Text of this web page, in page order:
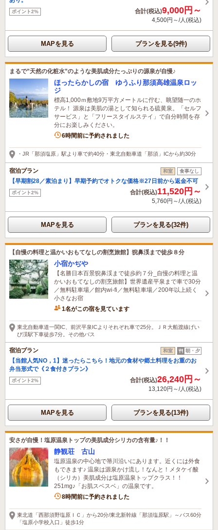
ポイント2% 合計(税込)9,000円～
4,500円～/人(税込)
MAPを見る プランを見る(9件)
まるで”天然の化粧水”のような美肌成分たっぷりの源泉が自慢♪
ほったらかしの宿 ゆうふり那須高雄温泉ロッ
ジ
標高1,000ｍ敷地9万平方メートルに佇む、眺望随一のホ
テル！ 源泉は美肌の湯として知られる硫黄泉。「セルフ
サービス」と「フリースタイルステイ」で自分時間を存
分にお楽しみください。
3名がこの宿を見ています
6時間前に予約されました
・JR「那須塩原」駅より車で約40分・東北自動車道「那須」ICから約30分
宿泊プラン 和室 食事なし
【早期割28／素泊まり】早期予約でオトクな価格※27日前から返金不可
ポイント2% 合計(税込)11,520円～
5,760円～/人(税込)
MAPを見る プランを見る(32件)
【自慢の料理と温かいおもてなしの割烹旅館】猊鼻渓まで徒歩８分
小宿かぢや
【名勝日本百景猊鼻渓まで徒歩約７分_自慢の料理と温
かいおもてなしの割烹旅館】世界遺産平泉まで車で30分
／無料駐車場／館内wi-fi／無料駐車場／200年以上続く
小さなお宿
1名がこの宿を見ています
東北自動車道一関IC、前沢平泉ICよりそれぞれ車で25分。ＪＲ大船渡線げい
び渓駅下車徒歩7分。その他バス
宿泊プラン 和室 朝・夕
【当館人気NO，1】迷ったらこちら！地元の食材や郷土料理をお重のお
弁当形式で《２食付きプラン》
ポイント2% 合計(税込)26,240円～
13,120円～/人(税込)
MAPを見る プランを見る(13件)
安さが自慢！塩原温泉トップの美肌成分シリカの含有量♪！！
静観荘 古山
塩原温泉の中心地で箒川沿いにあります。近くには外食
もできます♪ 温泉は源泉かけ流し！なんと！メタケイ酸
（シリカ）美肌成分は塩原温泉トップクラス！！
251mg♪「お肌スベスベ」の温泉です。
2名がこの宿を見ています
8時間前に予約されました
東北道「西那須野塩原ＩＣ」から20分/東北新幹線「那須塩原駅」～バス60分
「塩原小学校入口」徒歩1分